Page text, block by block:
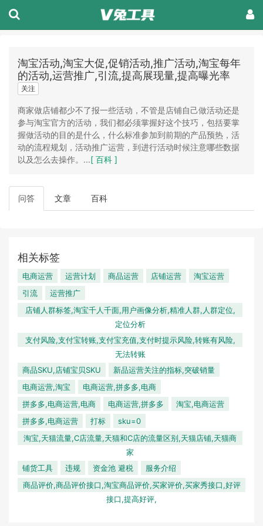
淘宝活动,淘宝大促,促销活动,推广活动,淘宝每年
的活动,运营推广,引流,提高展现量,提高曝光率
关注
商家做店铺都少不了报一些活动，不管是店铺自己做活动还是
参与淘宝官方的活动，我们都必须掌握好这个技巧，包括要掌
握做活动的目的是什么，什么标准参加到前期的产品预热，活
动的流程规划，活动推广运营，到进行活动时候注意哪些数据
以及怎么去操作。...[ 百科 ]
问答 文章 百科
相关标签
电商运营 运营计划 商品运营 店铺运营
淘宝运营
引流
运营推广
店铺人群标签,淘宝千人千面,用户画像分析,精准人群,人群定位,
定位分析
支付风险,支付宝转账,支付宝充值,支付时提示风险,转账有风险,
无法转账
商品SKU,店铺宝贝SKU
新品运营关注的指标,突破销量
电商运营,淘宝
电商运营,拼多多,电商
拼多多,电商运营,电商
电商运营,拼多多
淘宝,电商运营
拼多多,电商运营
打标
sku=0
淘宝,天猫流量,C店流量,天猫和C店的流量区别,天猫店铺,天猫商
家
铺货工具
违规 资金池 避税
服务介绍
商品评价,商品评价接口,淘宝商品评价,买家评价,买家秀接口,好评
接口,提高好评,